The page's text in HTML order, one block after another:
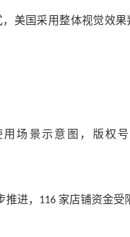
美国采用整体视觉效
用场景示意图，版权
进， 116 家店铺资金受